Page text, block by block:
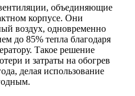
объединяющие
корпусе. Они
воздух, одновременно
до 85% тепла благодаря
Такое решение
и затраты на обогрев
делая использование